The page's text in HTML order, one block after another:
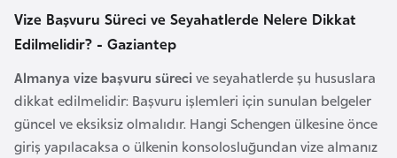
Vize Başvuru Süreci ve Seyahatlerde Nelere Dikkat
Edilmelidir? - Gaziantep
Almanya vize başvuru süreci ve seyahatlerde şu hususlara
dikkat edilmelidir: Başvuru işlemleri için sunulan belgeler
güncel ve eksiksiz olmalıdır. Hangi Schengen ülkesine önce
giriş yapılacaksa o ülkenin konsolosluğundan vize almanız
o
Ç
a
d